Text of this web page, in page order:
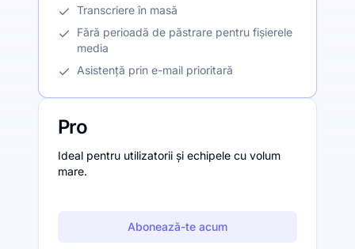
Transcriere în masă
Fără perioadă de păstrare pentru fișierele
media
Asistență prin e-mail prioritară
Pro
Ideal pentru utilizatorii și echipele cu volum
mare.
Abonează-te acum